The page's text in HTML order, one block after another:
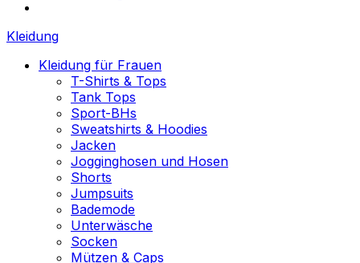
Kleidung
Kleidung für Frauen
T-Shirts & Tops
Tank Tops
Sport-BHs
Sweatshirts & Hoodies
Jacken
Jogginghosen und Hosen
Shorts
Jumpsuits
Bademode
Unterwäsche
Socken
Mützen & Caps